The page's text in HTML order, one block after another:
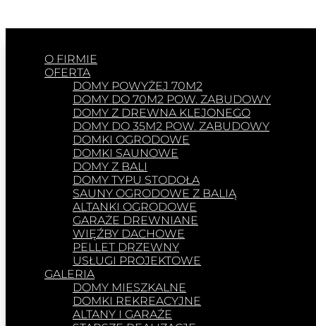
O FIRMIE
OFERTA
DOMY POWYŻEJ 70M2
DOMY DO 70M2 POW. ZABUDOWY
DOMY Z DREWNA KLEJONEGO
DOMY DO 35M2 POW. ZABUDOWY
DOMKI OGRODOWE
DOMKI SAUNOWE
DOMY Z BALI
DOMY TYPU STODOŁA
SAUNY OGRODOWE Z BALIĄ
ALTANKI OGRODOWE
GARAŻE DREWNIANE
WIĘŹBY DACHOWE
PELLET DRZEWNY
USŁUGI PROJEKTOWE
GALERIA
DOMY MIESZKALNE
DOMKI REKREACYJNE
ALTANY I GARAŻE